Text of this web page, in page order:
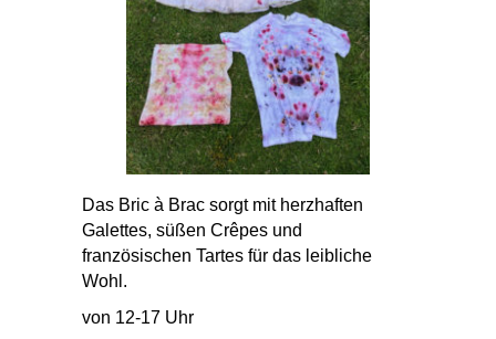
Das Bric à Brac sorgt mit herzhaften
Galettes, süßen Crêpes und
französischen Tartes für das leibliche
Wohl.
von 12-17 Uhr